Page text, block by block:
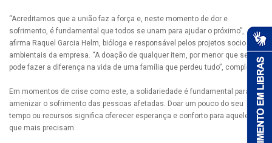
“Acreditamos que a união faz a força e, neste momento de dor e
sofrimento, é fundamental que todos se unam para ajudar o próximo”,
afirma Raquel Garcia Helm, bióloga e responsável pelos projetos socio
ambientais da empresa. “A doação de qualquer item, por menor que seja,
pode fazer a diferença na vida de uma família que perdeu tudo”, completa.
Em momentos de crise como este, a solidariedade é fundamental para
amenizar o sofrimento das pessoas afetadas. Doar um pouco do seu
tempo ou recursos significa oferecer esperança e conforto para aqueles
que mais precisam.